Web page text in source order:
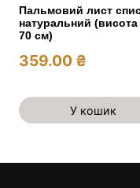
Пальмовий лист
натуральний (висота
70 см)
359.00 ₴
У кошик